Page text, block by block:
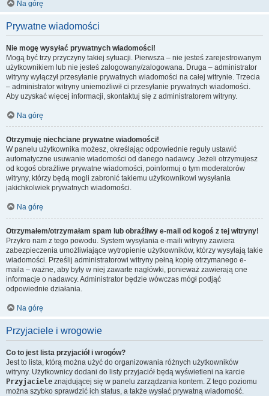
Na górę
Prywatne wiadomości
Nie mogę wysyłać prywatnych wiadomości!
Mogą być trzy przyczyny takiej sytuacji. Pierwsza – nie jesteś zarejestrowanym
użytkownikiem lub nie jesteś zalogowany/zalogowana. Druga – administrator
witryny wyłączył przesyłanie prywatnych wiadomości na całej witrynie. Trzecia
– administrator witryny uniemożliwił ci przesyłanie prywatnych wiadomości.
Aby uzyskać więcej informacji, skontaktuj się z administratorem witryny.
Na górę
Otrzymuję niechciane prywatne wiadomości!
W panelu użytkownika możesz, określając odpowiednie reguły ustawić
automatyczne usuwanie wiadomości od danego nadawcy. Jeżeli otrzymujesz
od kogoś obraźliwe prywatne wiadomości, poinformuj o tym moderatorów
witryny, którzy będą mogli zabronić takiemu użytkownikowi wysyłania
jakichkolwiek prywatnych wiadomości.
Na górę
Otrzymałem/otrzymałam spam lub obraźliwy e-mail od kogoś z tej witryny!
Przykro nam z tego powodu. System wysyłania e-maili witryny zawiera
zabezpieczenia umożliwiające wytropienie użytkowników, którzy wysyłają takie
wiadomości. Prześlij administratorowi witryny pełną kopię otrzymanego e-
maila – ważne, aby były w niej zawarte nagłówki, ponieważ zawierają one
informacje o nadawcy. Administrator będzie wówczas mógł podjąć
odpowiednie działania.
Na górę
Przyjaciele i wrogowie
Co to jest lista przyjaciół i wrogów?
Jest to lista, którą można użyć do organizowania różnych użytkowników
witryny. Użytkownicy dodani do listy przyjaciół będą wyświetleni na karcie
Przyjaciele znajdującej się w panelu zarządzania kontem. Z tego poziomu
można szybko sprawdzić ich status, a także wysłać prywatną wiadomość.